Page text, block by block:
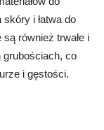
i łatwa do
również trwałe i
grubościach, co
i gęstości.